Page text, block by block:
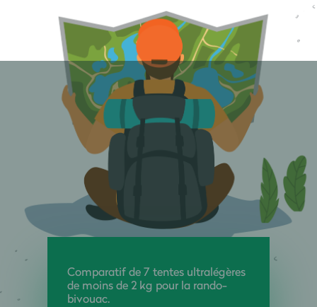
Comparatif de 7 tentes ultralégères
de moins de 2 kg pour la rando-
bivouac.